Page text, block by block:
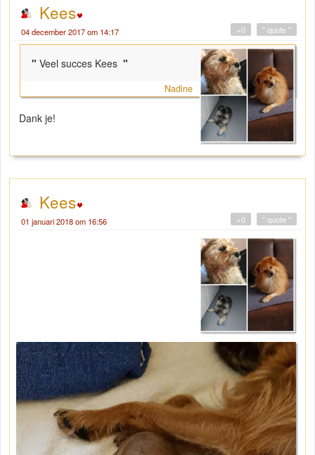
Kees
04 december 2017 om 14:17 " quote "
+0
" Veel succes Kees "
Nadine
Dank je!
Kees
01 januari 2018 om 16:56 " quote "
+0